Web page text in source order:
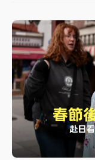
有片｜ 白海豚暴
連根拔起
中颱白海豚風雨
響最劇烈
白海豚逼近！北
4800＋拖吊費